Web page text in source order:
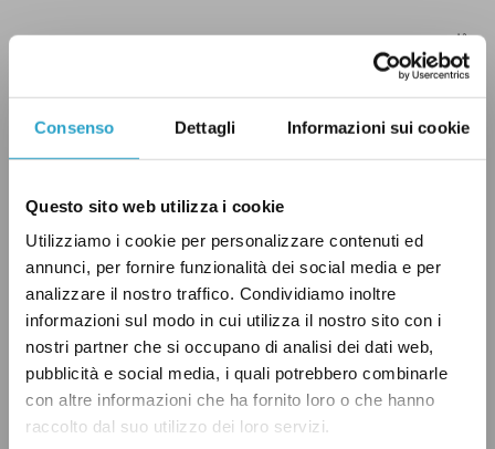
Consenso Dettagli Informazioni sui cookie
Questo sito web utilizza i cookie
Utilizziamo i cookie per personalizzare contenuti ed
annunci, per fornire funzionalità dei social media e per
analizzare il nostro traffico. Condividiamo inoltre
informazioni sul modo in cui utilizza il nostro sito con i
nostri partner che si occupano di analisi dei dati web,
pubblicità e social media, i quali potrebbero combinarle
con altre informazioni che ha fornito loro o che hanno
raccolto dal suo utilizzo dei loro servizi.
Grafico 3. Andamento del rendimento dei Btp
italiani a 10 anni negli ultimi 6 mesi – Fonte: Il
Sole 24 Ore